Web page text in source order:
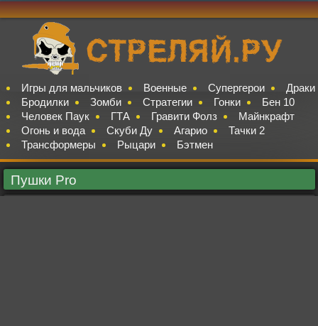
Игры для мальчиков Военные Супергерои
Драки
Бродилки
Зомби Стратегии Гонки
Бен 10
Человек Паук
ГТА Гравити Фолз
Майнкрафт
Огонь и вода
Скуби Ду Агарио
Тачки 2
Трансформеры
Рыцари Бэтмен
Пушки Pro